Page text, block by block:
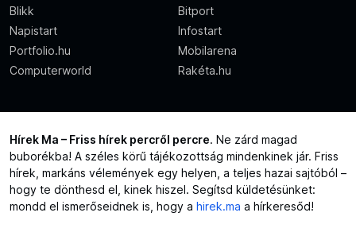
Blikk
Bitport
Napistart
Infostart
Portfolio.hu
Mobilarena
Computerworld
Rakéta.hu
Hírek Ma – Friss hírek percről percre. Ne zárd magad
buborékba! A széles körű tájékozottság mindenkinek jár. Friss
hírek, markáns vélemények egy helyen, a teljes hazai sajtóból –
hogy te dönthesd el, kinek hiszel. Segítsd küldetésünket:
mondd el ismerőseidnek is, hogy a hirek.ma a hírkeresőd!